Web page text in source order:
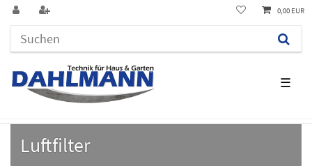
☰
0,00 EUR
Luftfilter